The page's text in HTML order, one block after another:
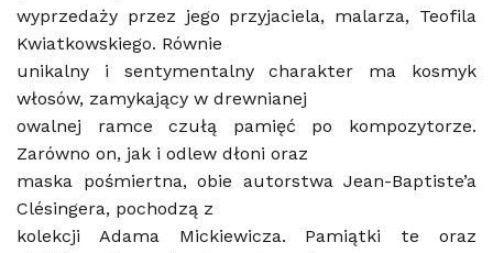
wyprzedaży przez jego przyjaciela, malarza, Teofila
Kwiatkowskiego. Równie
unikalny i sentymentalny charakter ma kosmyk
włosów, zamykający w drewnianej
owalnej ramce czułą pamięć po kompozytorze.
Zarówno on, jak i odlew dłoni oraz
maska pośmiertna, obie autorstwa Jean-Baptiste’a
Clésingera, pochodzą z
kolekcji Adama Mickiewicza. Pamiątki te oraz